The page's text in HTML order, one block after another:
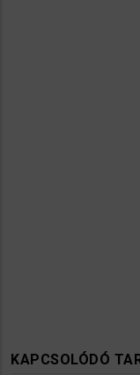
KAPCSOLÓDÓ